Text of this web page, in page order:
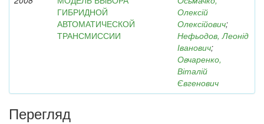
ГИБРИДНОЙ
АВТОМАТИЧЕСКОЙ
ТРАНСМИССИИ
Олексій
Олексійович;
Нефьодов, Леонід
Іванович;
Овчаренко,
Віталій
Євгенович
Перегляд